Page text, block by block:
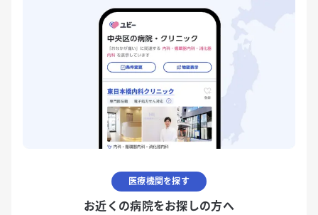
医療機関を探す
お近くの病院をお探しの方へ